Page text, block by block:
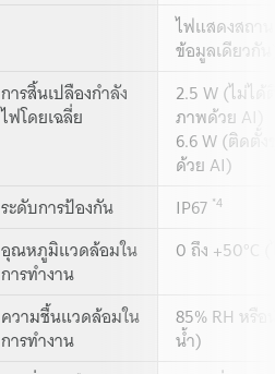
ไฟแสดงสถา
ข้อมูลเดียวกั
การสิ้นเปลืองกำลัง
ไฟโดยเฉลี่ย
2.5 W (ไม่ไ
ภาพด้วย AI)
6.6 W (ติดตั้
ด้วย AI)
ระดับการป้องกัน IP67 *4
อุณหภูมิแวดล้อมใน
การทำงาน
0 ถึง +50°C
ความชื้นแวดล้อมใน
การทำงาน
85% RH หรื
น้ำ)